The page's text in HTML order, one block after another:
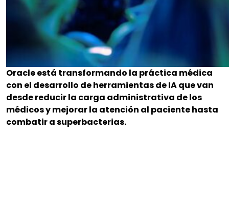
Oracle está transformando la práctica médica
con el desarrollo de herramientas de IA que van
desde reducir la carga administrativa de los
médicos y mejorar la atención al paciente hasta
combatir a superbacterias.